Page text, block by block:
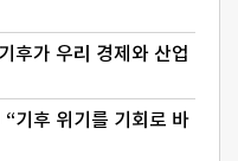
후가 우리 경제와 산업
기후 위기를 기회로 바